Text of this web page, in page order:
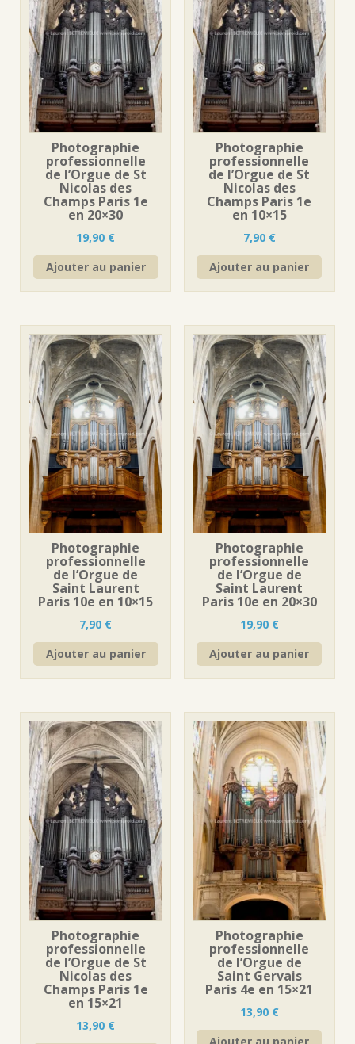
Photographie
professionnelle
de l’Orgue de St
Nicolas des
Champs Paris 1e
en 20×30
19,90 €
Ajouter au panier
Photographie
professionnelle
de l’Orgue de St
Nicolas des
Champs Paris 1e
en 10×15
7,90 €
Ajouter au panier
Photographie
professionnelle
de l’Orgue de
Saint Laurent
Paris 10e en 10×15
7,90 €
Ajouter au panier
Photographie
professionnelle
de l’Orgue de
Saint Laurent
Paris 10e en 20×30
19,90 €
Ajouter au panier
Photographie
professionnelle
de l’Orgue de St
Nicolas des
Champs Paris 1e
en 15×21
13,90 €
Photographie
professionnelle
de l’Orgue de
Saint Gervais
Paris 4e en 15×21
13,90 €
Ajouter au panier